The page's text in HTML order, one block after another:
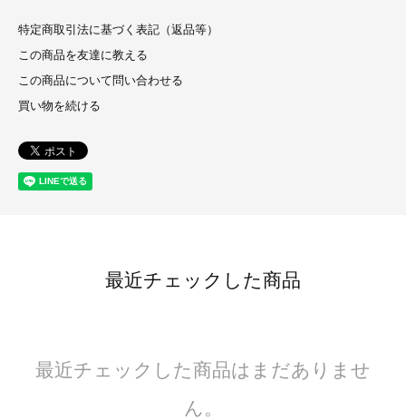
特定商取引法に基づく表記（返品等）
この商品を友達に教える
この商品について問い合わせる
買い物を続ける
最近チェックした商品
最近チェックした商品はまだありませ
ん。